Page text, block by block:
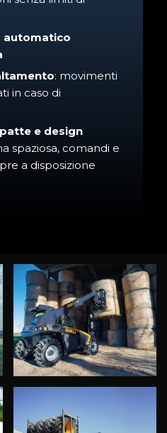
automatico
: movimenti
in caso di
e design
spaziosa, comandi e
a disposizione